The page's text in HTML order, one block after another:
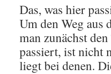
Das, was hier
Um den Weg aus
man zunächst
passiert, ist nicht
liegt bei denen.